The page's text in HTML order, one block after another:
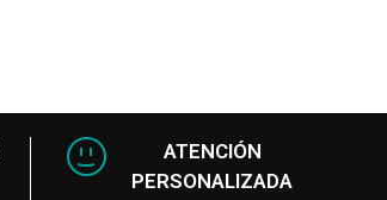
ATENCIÓN
PERSONALIZADA